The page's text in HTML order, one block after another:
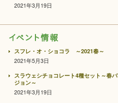
2021年3月19日
スフレ・オ・ショコラ ～2021春～
2021年5月3日
スラウェシチョコレート4種セット～春
ジョン～
2021年3月19日